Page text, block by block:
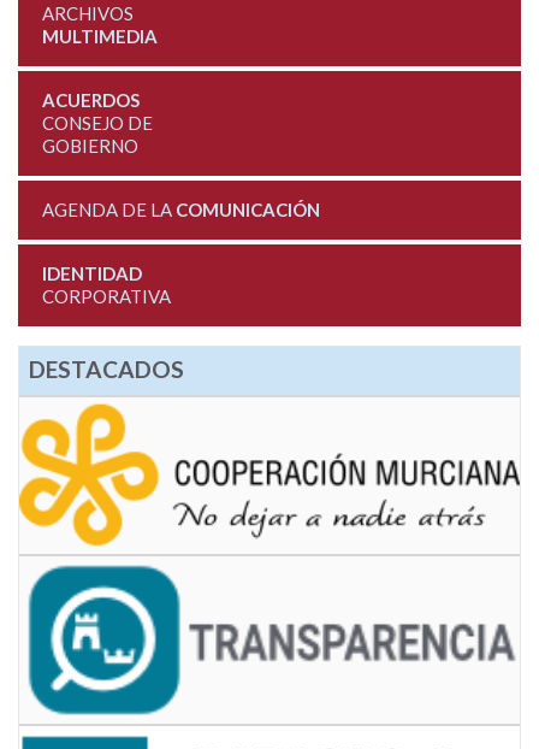
ARCHIVOS
MULTIMEDIA
ACUERDOS
CONSEJO DE
GOBIERNO
AGENDA DE LA COMUNICACIÓN
IDENTIDAD
CORPORATIVA
DESTACADOS